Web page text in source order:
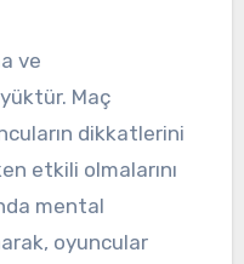
ve
Maç
dikkatlerini
etkili olmalarını
mental
oyuncular